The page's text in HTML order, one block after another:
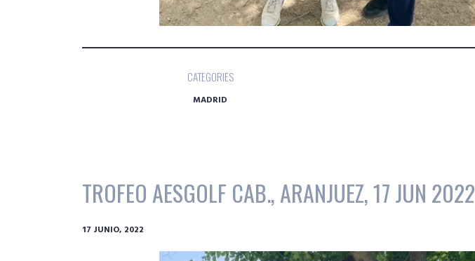
CATEGORIES
MADRID
TROFEO AESGOLF CAB., ARANJUEZ, 17 JUN 2022
17 JUNIO, 2022